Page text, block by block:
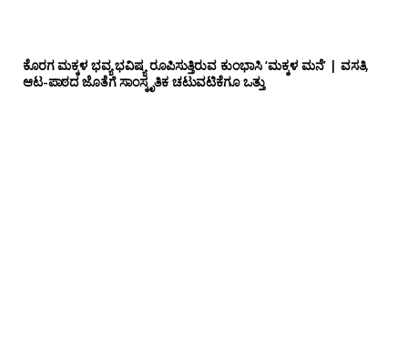
ಕೊರಗ ಮಕ್ಕಳ ಭವ್ಯ ಭವಿಷ್ಯ ರೂಪಿಸುತ್ತಿರುವ ಕುಂಭಾಸಿ ‘ಮಕ್ಕಳ ಮನೆ’ | ವಸತಿ,
ಆಟ-ಪಾಠದ ಜೊತೆಗೆ ಸಾಂಸ್ಕೃತಿಕ ಚಟುವಟಿಕೆಗೂ ಒತ್ತು